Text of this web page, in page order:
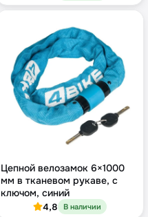
Цепной велозамок 6×1000
мм в тканевом рукаве, с
ключом, синий
4,8 В наличии